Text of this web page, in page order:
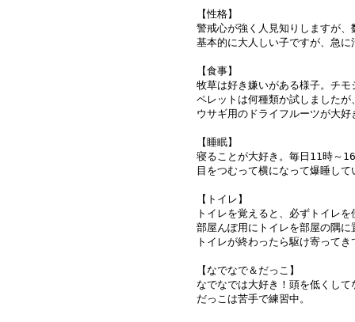
【性格】
警戒心が強く人見知りしますが
基本的に大人しい子ですが、急
【食事】
牧草は好き嫌いがある様子。チ
ペレットは何種類か試しました
ウサギ用のドライフルーツが大好
【睡眠】
寝ることが大好き。毎日11時～
目をつむって横になって爆睡して
【トイレ】
トイレを覚えると、必ずトイレ
部屋んぽ用にトイレを部屋の隅
トイレが終わったら駆け寄って
【なでなで＆だっこ】
なでなでは大好き！頭を低くし
だっこは苦手で練習中。